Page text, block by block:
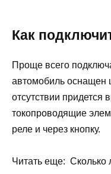
Как
Проще всего
автомобиль оснащен
отсутствии придется
токопроводящие
реле и через кнопку.
Читать еще: Сколько